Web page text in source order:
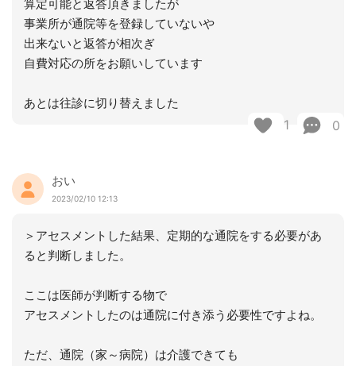
算定可能と返答頂きましたが
事業所が通院等を登録していないや
出来ないと返答が相次ぎ
自費対応の所をお願いしています
あとは往診に切り替えました
1 0
おい
2023/02/10 12:13
＞アセスメントした結果、定期的な通院をする必要があ
ると判断しました。
ここは医師が判断する物で
アセスメントしたのは通院に付き添う必要性ですよね。
ただ、通院（家～病院）は介護できても